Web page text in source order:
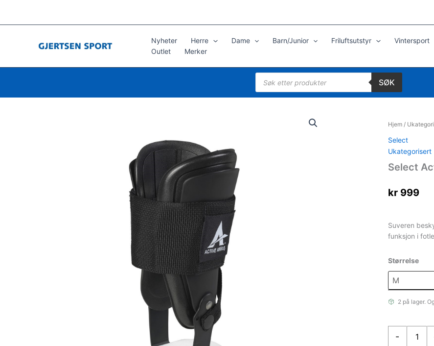
til
Nyheter Herre Dame Barn/Junior Friluftsutstyr Vintersport
Outlet
Merker
Products
search
SØK
Hjem/
Select
Ukategorisert
Select
kr999
Suveren
funksjon i
Størrelse
2 på lager.
-